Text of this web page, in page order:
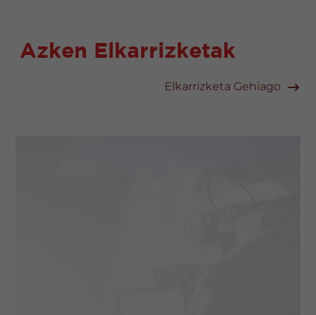
Azken Elkarrizketak
Elkarrizketa Gehiago